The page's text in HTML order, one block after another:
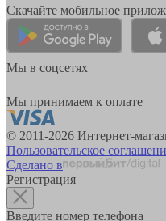
Скачайте мобильное
Мы в соцсетях
Мы принимаем к оплате
© 2011-2026 Интернет-
Пользовательское
Сделано в
Регистрация
Введите номер телефона